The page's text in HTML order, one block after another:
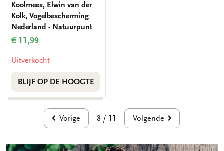
Koolmees, Elwin van der
Kolk, Vogelbescherming
Nederland - Natuurpunt
€ 11,99
Uitverkocht
BLIJF OP DE HOOGTE
Vorige 8 / 11 Volgende